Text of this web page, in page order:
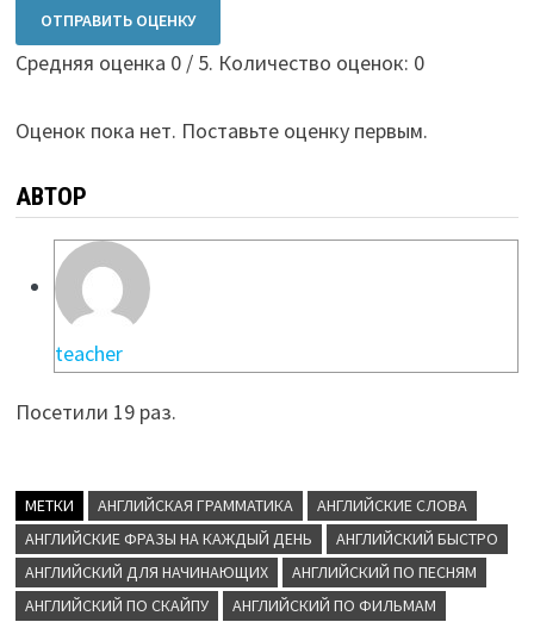
ОТПРАВИТЬ ОЦЕНКУ
Средняя оценка 0/ 5. Количество оценок: 0
Оценок пока нет. Поставьте оценку первым.
АВТОР
teacher
Посетили 19 раз.
МЕТКИ АНГЛИЙСКАЯ ГРАММАТИКА
АНГЛИЙСКИЕ СЛОВА
АНГЛИЙСКИЕ ФРАЗЫ НА КАЖДЫЙ ДЕНЬ
АНГЛИЙСКИЙ БЫСТРО
АНГЛИЙСКИЙ ДЛЯ НАЧИНАЮЩИХ
АНГЛИЙСКИЙ ПО ПЕСНЯМ
АНГЛИЙСКИЙ ПО СКАЙПУ
АНГЛИЙСКИЙ ПО ФИЛЬМАМ